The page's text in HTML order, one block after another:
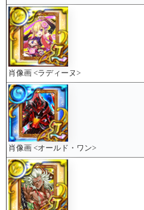
肖像画 <ラディーヌ>
肖像画 <オールド・ワン>